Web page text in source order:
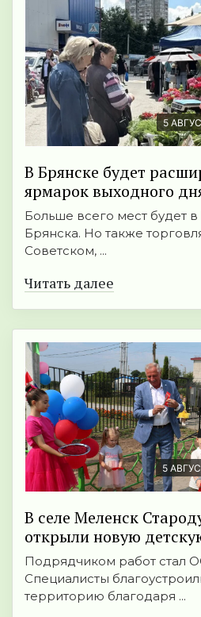
5
В Брянске будет
ярмарок выходного
Больше всего мест будет
Брянска. Но также
Советском, ...
Читать далее
5
В селе Меленск
открыли новую
Подрядчиком работ стал
Специалисты
территорию благодаря ...